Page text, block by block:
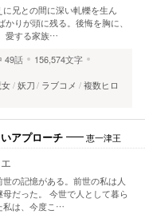
兄との間に深い軋轢を生ん
りが頭に残る。後悔を胸に、
愛する家族…
49話
156,574文字
女 妖刀 ラブコメ
複数ヒロ
アプローチ 恵一津王
の記憶がある。前世の私は人
だった。 今世で人として暮ら
私は、今度こ…